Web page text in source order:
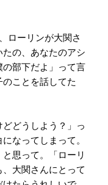
ローリンが大関さ
の、あなたのアシ
部下だよ」って言
ことを話してた
どうしよう？」っ
なってしまって。
思って。「ローリ
大関さんにとって